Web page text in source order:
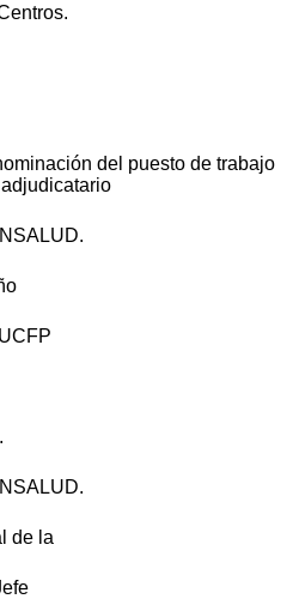
del puesto de trabajo
de la